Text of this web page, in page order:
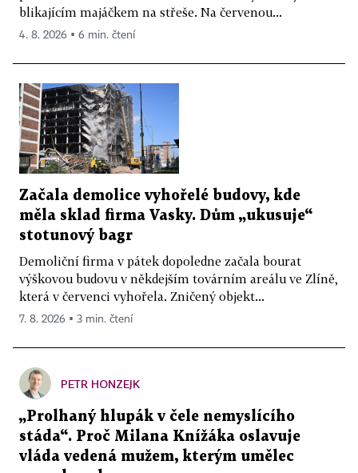
blikajícím majáčkem na střeše. Na červenou...
4. 8. 2026 ▪ 6 min. čtení
Začala demolice vyhořelé budovy, kde
měla sklad firma Vasky. Dům „ukusuje“
stotunový bagr
Demoliční firma v pátek dopoledne začala bourat
výškovou budovu v někdejším továrním areálu ve Zlíně,
která v červenci vyhořela. Zničený objekt...
7. 8. 2026 ▪ 3 min. čtení
PETR HONZEJK
„Prolhaný hlupák v čele nemyslícího
stáda“. Proč Milana Knížáka oslavuje
vláda vedená mužem, kterým umělec